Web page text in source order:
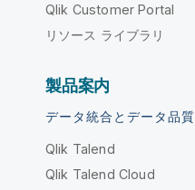
Qlik Customer Portal
リソース ライブラリ
製品案内
データ統合とデータ品質
Qlik Talend
Qlik Talend Cloud